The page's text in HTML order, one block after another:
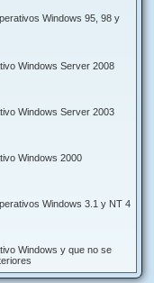
Windows 95, 98 y
Windows Server 2008
Windows Server 2003
Windows 2000
Windows 3.1 y NT 4
Windows y que no se